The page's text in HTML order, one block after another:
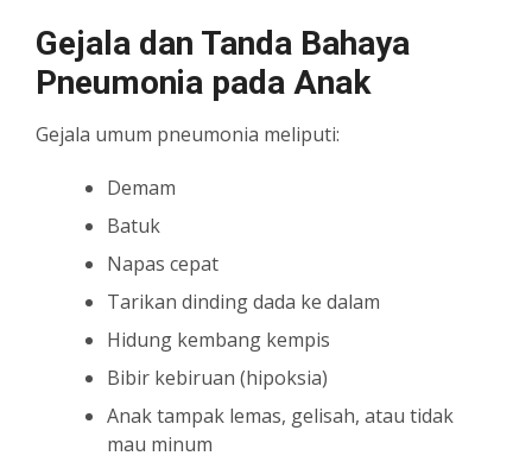
Gejala dan Tanda Bahaya
Pneumonia pada Anak
Gejala umum pneumonia meliputi:
Demam
Batuk
Napas cepat
Tarikan dinding dada ke dalam
Hidung kembang kempis
Bibir kebiruan (hipoksia)
Anak tampak lemas, gelisah, atau tidak
mau minum